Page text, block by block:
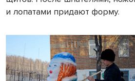
и лопатами придают форму.